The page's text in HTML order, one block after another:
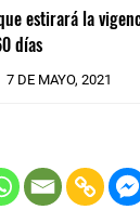
estirará la
días
7 DE MAYO, 2021